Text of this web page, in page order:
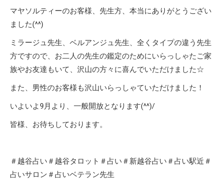
マヤソルティーのお客様、先生方、本当にありがとうござい
ました(^^)
ミラージュ先生、ベルアンジュ先生、全くタイプの違う先生
方ですので、お二人の先生の鑑定のためにいらっしゃたご家
族やお友達もいて、沢山の方々に喜んでいただけました☆
また、男性のお客様も沢山いらっしゃていただけました！
いよいよ9月より、一般開放となります(^^)/
皆様、お待ちしております。
＃越谷占い＃越谷タロット＃占い＃新越谷占い＃占い駅近＃
占いサロン＃占いベテラン先生